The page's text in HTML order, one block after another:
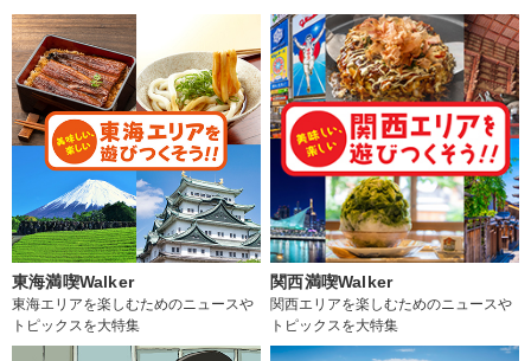
東海満喫Walker
東海エリアを楽しむためのニュースや
トピックスを大特集
関西満喫Walker
関西エリアを楽しむためのニュースや
トピックスを大特集